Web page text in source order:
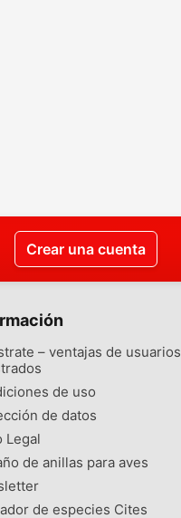
Crear una cuenta
– ventajas de usuarios
de uso
de datos
Legal
de anillas para aves
de especies Cites